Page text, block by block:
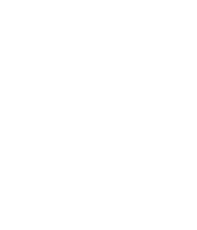
грузы
начала